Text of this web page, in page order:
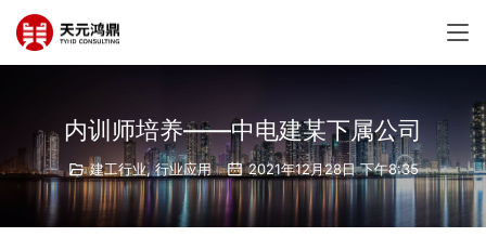
内训师培养——中电建某下属公司
建工行业,行业应用 2021年12月28日 下午8:35